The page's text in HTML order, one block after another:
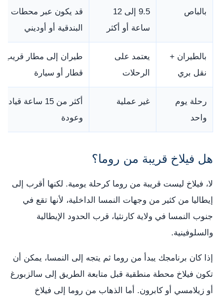
بالباص
9.5 إلى 12
ساعة أو أكثر
قد يكون عبر محطات
البندقية أو أوديني
بالطيران +
نقل بري
يعتمد على
الرحلات
طيران إلى مطار قريب
قطار أو سيارة
رحلة يوم
واحد
غير عملية
أكثر من 15 ساعة
وعودة
هل فيلاخ قريبة من روما؟
لا، فيلاخ ليست قريبة من روما كرحلة يومية. لكنها أقرب إلى
إيطاليا من كثير من وجهات النمسا الداخلية، لأنها تقع في
جنوب النمسا في ولاية كارنثيا، قرب الحدود الإيطالية
والسلوفينية.
إذا كان برنامجك يبدأ من روما ثم يتجه إلى النمسا، يمكن أن
تكون فيلاخ محطة منطقية قبل متابعة الطريق إلى سالزبورغ
أو زيلامسي أو كابرون. أما الذهاب من روما إلى فيلاخ